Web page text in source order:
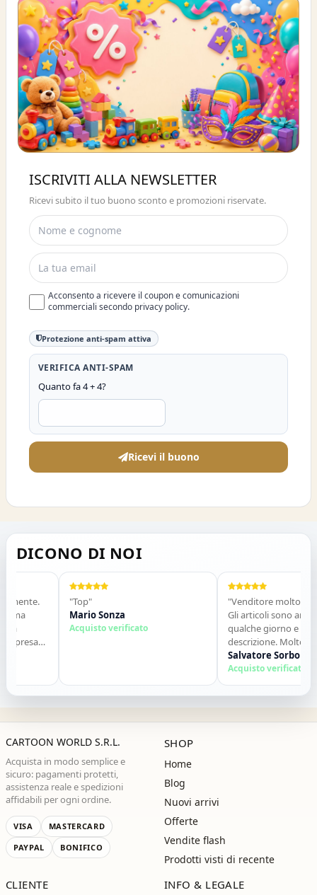
ISCRIVITI E OTTIENI SUBITO UNO
SCONTO DEL 10%
ISCRIVITI ALLA NEWSLETTER
Ricevi subito il tuo buono sconto e promozioni riservate.
Acconsento a ricevere il coupon e comunicazioni
commerciali secondo privacy policy.
Protezione anti-spam attiva
VERIFICA ANTI-SPAM
Quanto fa 4 + 4?
Ricevi il buono
DICONO DI NOI
"Top"
Mario Sonza
Acquisto verificato
"Venditore molto serio e
Gli articoli sono arrivati
qualche giorno e sono
descrizione. Molto
contatti. Consigliato."
Salvatore Sorbo
Acquisto verificato
CARTOON WORLD S.R.L.
Acquista in modo semplice e
sicuro: pagamenti protetti,
assistenza reale e spedizioni
affidabili per ogni ordine.
VISA
MASTERCARD
PAYPAL
BONIFICO
SHOP
Home
Blog
Nuovi arrivi
Offerte
Vendite flash
Prodotti visti di recente
CLIENTE INFO & LEGALE